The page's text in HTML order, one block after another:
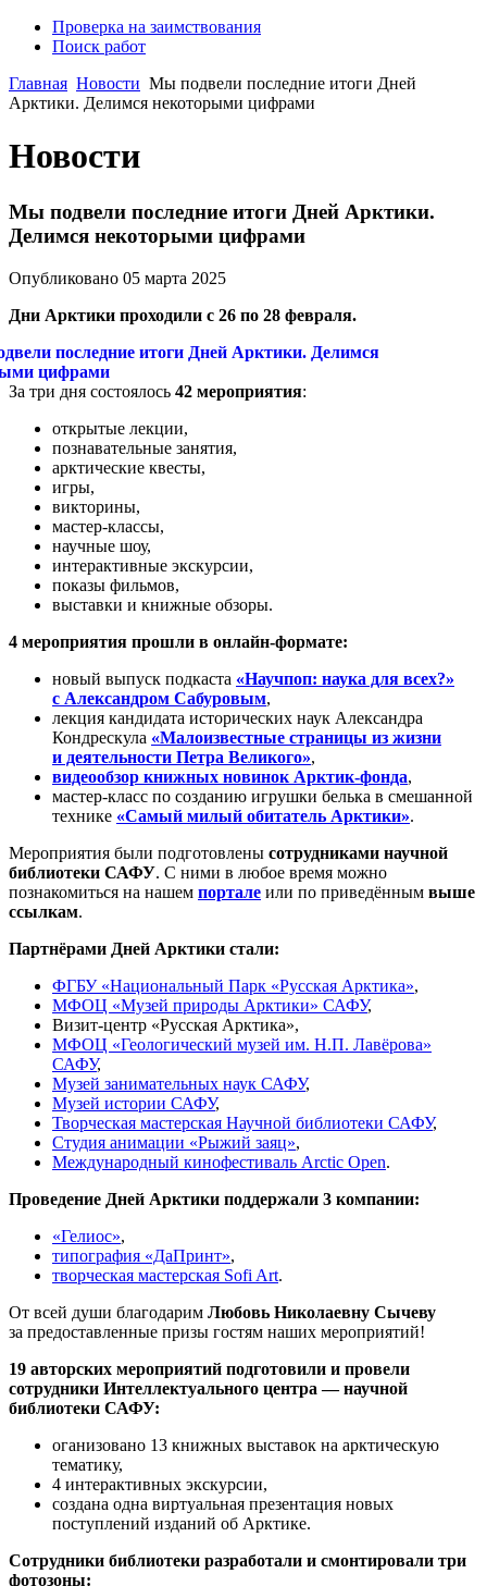
Проверка на заимствования
Поиск работ
Главная Новости Мы подвели последние итоги Дней
Арктики. Делимся некоторыми цифрами
Новости
Мы подвели последние итоги Дней Арктики.
Делимся некоторыми цифрами
Опубликовано 05 марта 2025
Дни Арктики проходили с 26 по 28 февраля.
За три дня состоялось 42 мероприятия:
открытые лекции,
познавательные занятия,
арктические квесты,
игры,
викторины,
мастер-классы,
научные шоу,
интерактивные экскурсии,
показы фильмов,
выставки и книжные обзоры.
4 мероприятия прошли в онлайн-формате:
новый выпуск подкаста «Научпоп: наука для всех?»
с Александром Сабуровым,
лекция кандидата исторических наук Александра
Кондрескула «Малоизвестные страницы из жизни
и деятельности Петра Великого»,
видеообзор книжных новинок Арктик-фонда,
мастер-класс по созданию игрушки белька в смешанной
технике «Самый милый обитатель Арктики».
Мероприятия были подготовлены сотрудниками научной
библиотеки САФУ. С ними в любое время можно
познакомиться на нашем портале или по приведённым выше
ссылкам.
Партнёрами Дней Арктики стали:
ФГБУ «Национальный Парк «Русская Арктика»,
МФОЦ «Музей природы Арктики» САФУ,
Визит-центр «Русская Арктика»,
МФОЦ «Геологический музей им. Н.П. Лавёрова»
САФУ,
Музей занимательных наук САФУ,
Музей истории САФУ,
Творческая мастерская Научной библиотеки САФУ,
Студия анимации «Рыжий заяц»,
Международный кинофестиваль Arctic Open.
Проведение Дней Арктики поддержали 3 компании:
«Гелиос»,
типография «ДаПринт»,
творческая мастерская Sofi Art.
От всей души благодарим Любовь Николаевну Сычеву
за предоставленные призы гостям наших мероприятий!
19 авторских мероприятий подготовили и провели
сотрудники Интеллектуального центра — научной
библиотеки САФУ:
оганизовано 13 книжных выставок на арктическую
тематику,
4 интерактивных экскурсии,
создана одна виртуальная презентация новых
поступлений изданий об Арктике.
Сотрудники библиотеки разработали и смонтировали три
фотозоны: